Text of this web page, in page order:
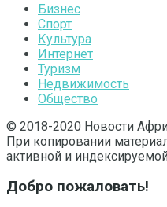
Бизнес
Спорт
Культура
Интернет
Туризм
Недвижимость
Общество
© 2018-2020 Новости
При копировании
активной и
Добро пожаловать!